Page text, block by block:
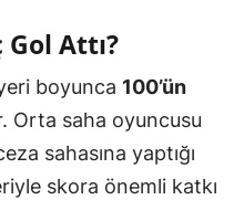
Attı?
boyunca 100’ün
Orta saha oyuncusu
sahasına yaptığı
skora önemli katkı